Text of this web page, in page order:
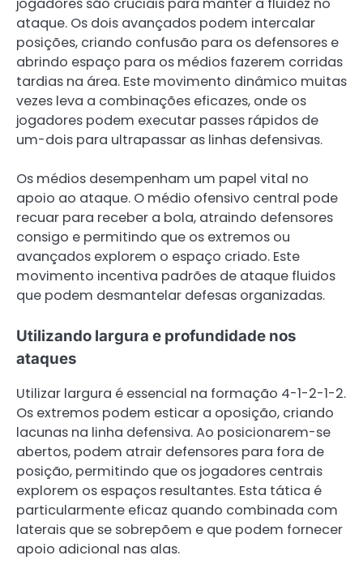
jogadores são cruciais para manter a fluidez no
ataque. Os dois avançados podem intercalar
posições, criando confusão para os defensores e
abrindo espaço para os médios fazerem corridas
tardias na área. Este movimento dinâmico muitas
vezes leva a combinações eficazes, onde os
jogadores podem executar passes rápidos de
um-dois para ultrapassar as linhas defensivas.
Os médios desempenham um papel vital no
apoio ao ataque. O médio ofensivo central pode
recuar para receber a bola, atraindo defensores
consigo e permitindo que os extremos ou
avançados explorem o espaço criado. Este
movimento incentiva padrões de ataque fluidos
que podem desmantelar defesas organizadas.
Utilizando largura e profundidade nos
ataques
Utilizar largura é essencial na formação 4-1-2-1-2.
Os extremos podem esticar a oposição, criando
lacunas na linha defensiva. Ao posicionarem-se
abertos, podem atrair defensores para fora de
posição, permitindo que os jogadores centrais
explorem os espaços resultantes. Esta tática é
particularmente eficaz quando combinada com
laterais que se sobrepõem e que podem fornecer
apoio adicional nas alas.